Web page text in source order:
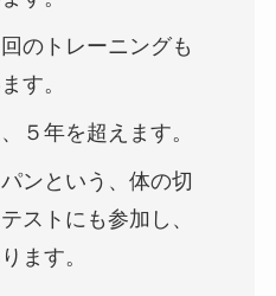
のトレーニングも
す。
５年を超えます。
ンという、体の切
ストにも参加し、
ます。